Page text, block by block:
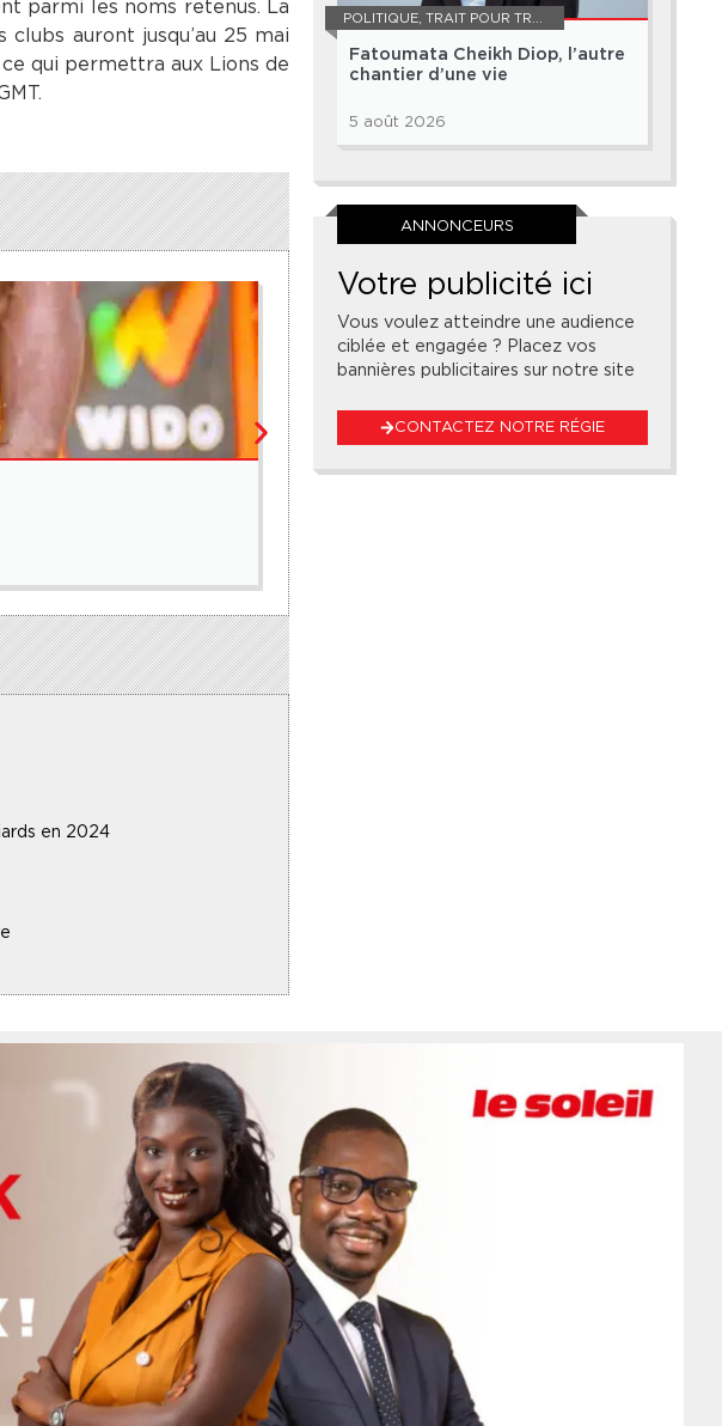
parmi les noms retenus. La
auront jusqu’au 25 mai
qui permettra aux Lions de
SPORTS
en 2024
POLITIQUE, TRAIT POUR TRAIT
Fatoumata Cheikh Diop, l’autre
chantier d’une vie
5 août 2026
ANNONCEURS
Votre publicité ici
Vous voulez atteindre une audience
ciblée et engagée ? Placez vos
bannières publicitaires sur notre site
CONTACTEZ NOTRE RÉGIE